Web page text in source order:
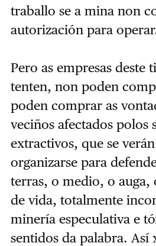
traballo se a mina non
autorización para
Pero as empresas deste
tenten, non poden
poden comprar as
veciños afectados polos
extractivos, que se
organizarse para
terras, o medio, o auga,
de vida, totalmente
minería especulativa e
sentidos da palabra. Así